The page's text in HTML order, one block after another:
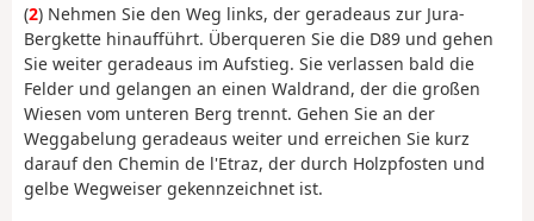
(2) Nehmen Sie den Weg links, der geradeaus zur Jura-
Bergkette hinaufführt. Überqueren Sie die D89 und gehen
Sie weiter geradeaus im Aufstieg. Sie verlassen bald die
Felder und gelangen an einen Waldrand, der die großen
Wiesen vom unteren Berg trennt. Gehen Sie an der
Weggabelung geradeaus weiter und erreichen Sie kurz
darauf den Chemin de l'Etraz, der durch Holzpfosten und
gelbe Wegweiser gekennzeichnet ist.